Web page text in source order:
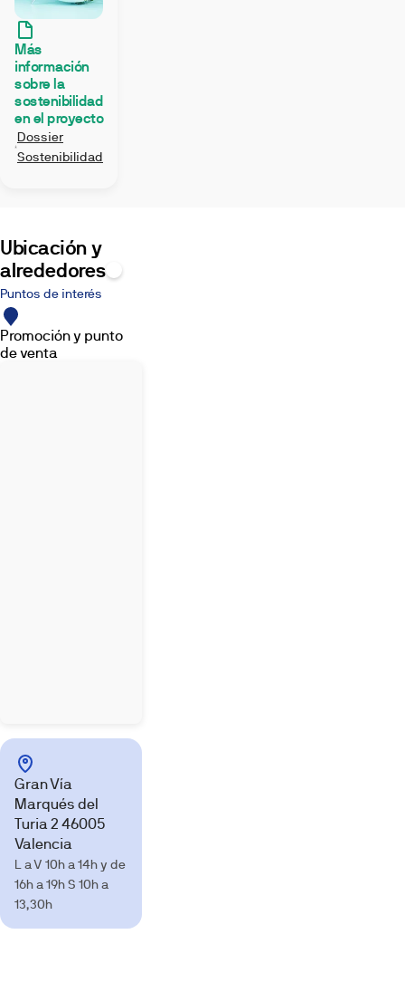
Más
información
sobre la
sostenibilidad
en el proyecto
Dossier
Sostenibilidad
Ubicación y
alrededores
Puntos de interés
Promoción y punto
de venta
Gran Vía
Marqués del
Turia 2 46005
Valencia
L a V 10h a 14h y de
16h a 19h S 10h a
13,30h